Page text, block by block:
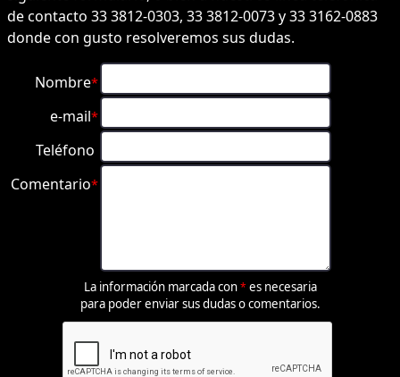
de contacto 33 3812-0303, 33 3812-0073 y 33 3162-0883
donde con gusto resolveremos sus dudas.
Nombre*
e-mail*
Teléfono
Comentario*
La información marcada con* es necesaria
para poder enviar sus dudas o comentarios.